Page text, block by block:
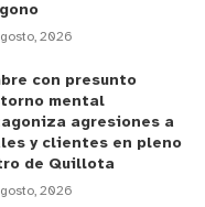
actualmente
de vigilancia y
de la anhelada
residentes de la
de Asuntos
2026
con presunto
mental
agresiones a
y clientes en pleno
de Quillota
2026